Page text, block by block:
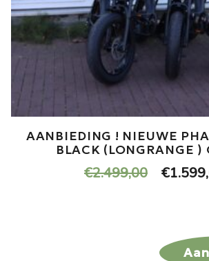
AANBIEDING ! NIEUWE
BLACK (LONGRANGE )
€2.499,00 €